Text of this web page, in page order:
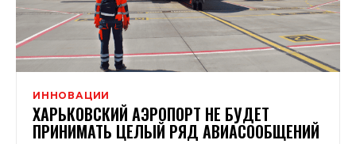
ИННОВАЦИИ
ХАРЬКОВСКИЙ АЭРОПОРТ НЕ БУДЕТ
ПРИНИМАТЬ ЦЕЛЫЙ РЯД АВИАСООБЩЕНИЙ